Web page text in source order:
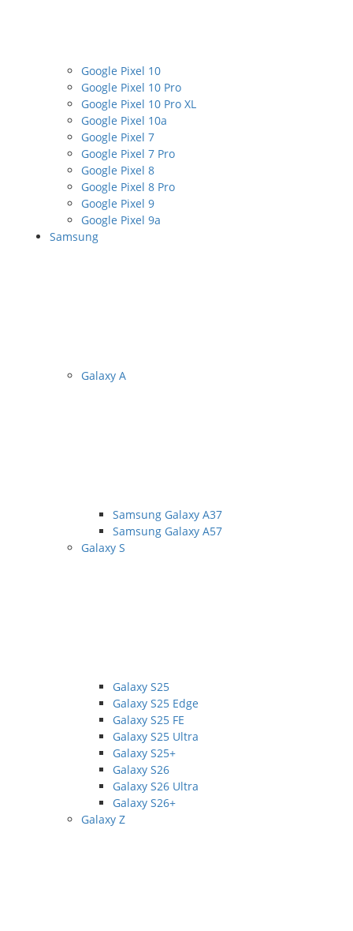
Google Pixel 10
Google Pixel 10 Pro
Google Pixel 10 Pro XL
Google Pixel 10a
Google Pixel 7
Google Pixel 7 Pro
Google Pixel 8
Google Pixel 8 Pro
Google Pixel 9
Google Pixel 9a
Samsung
Galaxy A
Samsung Galaxy A37
Samsung Galaxy A57
Galaxy S
Galaxy S25
Galaxy S25 Edge
Galaxy S25 FE
Galaxy S25 Ultra
Galaxy S25+
Galaxy S26
Galaxy S26 Ultra
Galaxy S26+
Galaxy Z